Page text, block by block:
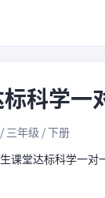
科学一
三年级 / 下册
课堂达标科学一